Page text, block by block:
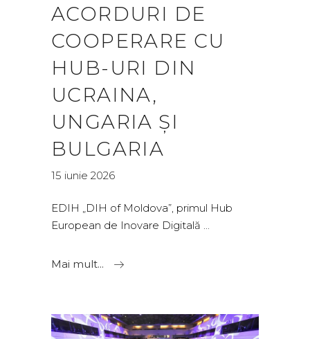
ACORDURI DE
COOPERARE CU
HUB-URI DIN
UCRAINA,
UNGARIA ȘI
BULGARIA
15 iunie 2026
EDIH „DIH of Moldova”, primul Hub
European de Inovare Digitală
Mai mult...